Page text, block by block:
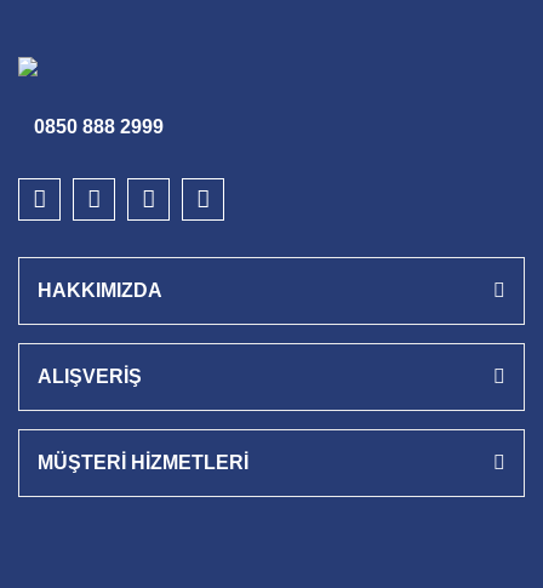
0850 888 2999
HAKKIMIZDA
ALIŞVERİŞ
MÜŞTERİ HİZMETLERİ